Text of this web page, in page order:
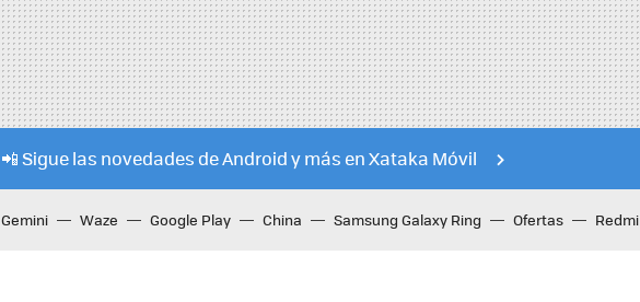
📲 Sigue las novedades de Android y más en Xataka Móvil
Gemini Waze Google Play China Samsung Galaxy Ring Ofertas Redmi